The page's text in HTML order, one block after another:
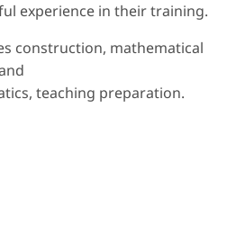
experience in their training.
construction, mathematical
teaching preparation.